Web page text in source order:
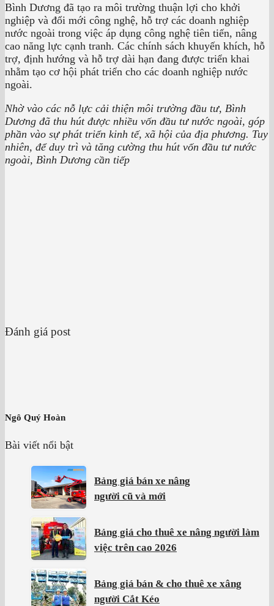
Bình Dương đã tạo ra môi trường thuận lợi cho khởi
nghiệp và đổi mới công nghệ, hỗ trợ các doanh nghiệp
nước ngoài trong việc áp dụng công nghệ tiên tiến, nâng
cao năng lực cạnh tranh. Các chính sách khuyến khích, hỗ
trợ, định hướng và hỗ trợ dài hạn đang được triển khai
nhằm tạo cơ hội phát triển cho các doanh nghiệp nước
ngoài.
Nhờ vào các nỗ lực cải thiện môi trường đầu tư, Bình
Dương đã thu hút được nhiều vốn đầu tư nước ngoài, góp
phần vào sự phát triển kinh tế, xã hội của địa phương. Tuy
nhiên, để duy trì và tăng cường thu hút vốn đầu tư nước
ngoài, Bình Dương cần tiếp
Đánh giá post
Ngô Quý Hoàn
Bài viết nổi bật
Bảng giá bán xe nâng
người cũ và mới
Bảng giá cho thuê xe nâng người làm
việc trên cao 2026
Bảng giá bán & cho thuê xe xâng
người Cắt Kéo